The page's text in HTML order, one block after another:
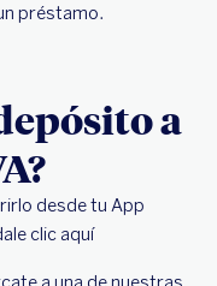
préstamo.
a
desde tu App
clic aquí